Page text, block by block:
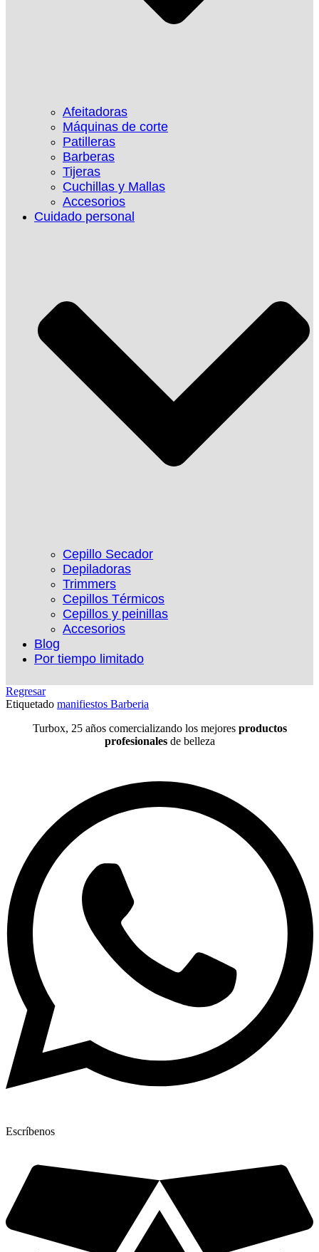
Afeitadoras
Máquinas de corte
Patilleras
Barberas
Tijeras
Cuchillas y Mallas
Accesorios
Cuidado personal
Cepillo Secador
Depiladoras
Trimmers
Cepillos Térmicos
Cepillos y peinillas
Accesorios
Blog
Por tiempo limitado
Regresar
Etiquetado manifiestos Barberia
Turbox, 25 años comercializando los mejores productos
profesionalesde belleza
Escríbenos